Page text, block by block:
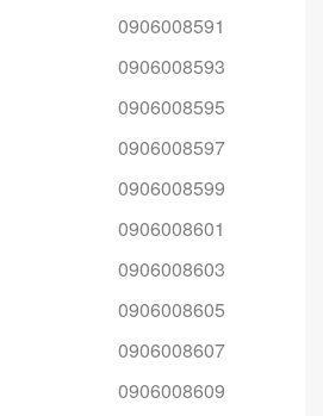
0906008591
0906008593
0906008595
0906008597
0906008599
0906008601
0906008603
0906008605
0906008607
0906008609